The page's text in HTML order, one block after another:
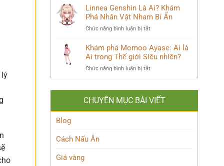
lý
Bi
Thương
Tần
Tật
Kẻ
Diện
Huyền
Kiyotaka
Hé
thiên
tài
Lớp
Học
Linnea Genshin Là Ai? Khám
Phá Nhân Vật Nham Bí Ẩn
Chức năng bình luận bị tắt
Genshin
Là
Khám
Phá
Vật
Nham
Bí
Khám phá Momoo Ayase: Ai là
Ai trong Thế giới Siêu nhiên?
Chức năng bình luận bị tắt
Khám
Ayase:
Ai
CHUYÊN MỤC BÀI VIẾT
Blog
Cách Nấu Ăn
Giá vàng